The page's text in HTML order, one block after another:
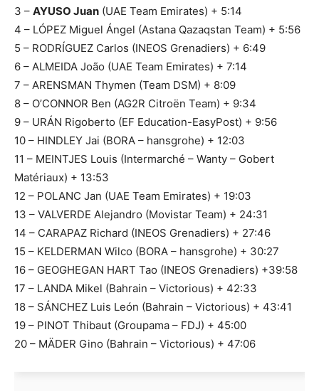
3 – AYUSO Juan (UAE Team Emirates) + 5:14
4 – LÓPEZ Miguel Ángel (Astana Qazaqstan Team) + 5:56
5 – RODRÍGUEZ Carlos (INEOS Grenadiers) + 6:49
6 – ALMEIDA João (UAE Team Emirates) + 7:14
7 – ARENSMAN Thymen (Team DSM) + 8:09
8 – O’CONNOR Ben (AG2R Citroën Team) + 9:34
9 – URÁN Rigoberto (EF Education-EasyPost) + 9:56
10 – HINDLEY Jai (BORA – hansgrohe) + 12:03
11 – MEINTJES Louis (Intermarché – Wanty – Gobert
Matériaux) + 13:53
12 – POLANC Jan (UAE Team Emirates) + 19:03
13 – VALVERDE Alejandro (Movistar Team) + 24:31
14 – CARAPAZ Richard (INEOS Grenadiers) + 27:46
15 – KELDERMAN Wilco (BORA – hansgrohe) + 30:27
16 – GEOGHEGAN HART Tao (INEOS Grenadiers) +39:58
17 – LANDA Mikel (Bahrain – Victorious) + 42:33
18 – SÁNCHEZ Luis León (Bahrain – Victorious) + 43:41
19 – PINOT Thibaut (Groupama – FDJ) + 45:00
20 – MÄDER Gino (Bahrain – Victorious) + 47:06